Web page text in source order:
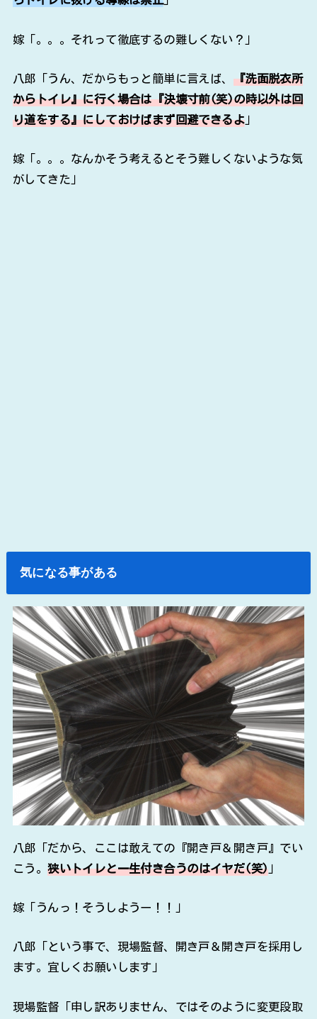
嫁「。。。それって徹底するの難しくない？」
八郎「うん、だからもっと簡単に言えば、 『洗面脱衣所
からトイレ』に行く場合は『決壊寸前(笑)の時以外は回
り道をする』にしておけばまず回避できるよ 」
嫁「。。。なんかそう考えるとそう難しくないような気
がしてきた」
気になる事がある
八郎「だから、ここは敢えての『開き戸＆開き戸』でい
こう。狭いトイレと一生付き合うのはイヤだ(笑) 」
嫁「うんっ！そうしようー！！」
八郎「という事で、現場監督、開き戸＆開き戸を採用し
ます。宜しくお願いします」
現場監督「申し訳ありません、ではそのように変更段取